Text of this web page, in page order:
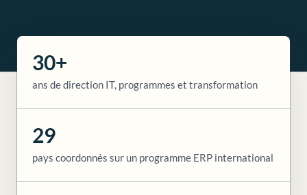
30+
ans de direction IT, programmes et transformation
29
pays coordonnés sur un programme ERP international